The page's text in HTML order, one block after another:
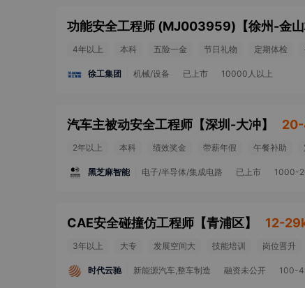
功能安全工程师 (MJ003959) 【徐州-金
4年以上 本科 五险一金 节日礼物 定期体检
徐工集团 机械/设备 已上市 10000人以上
汽车主被动安全工程师 【深圳-大冲】 20-
2年以上 本科 绩效奖金 带薪年假 午餐补助
黑芝麻智能 电子/半导体/集成电路 已上市 1000-
CAE安全碰撞仿工程师 【青浦区】 12-
3年以上 大专 发展空间大 技能培训 岗位晋升
时代云驰 新能源汽车,整车制造 融资未公开 100-